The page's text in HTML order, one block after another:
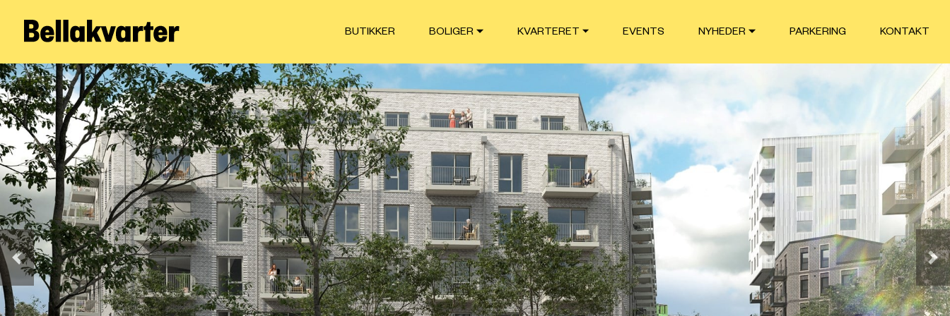
BUTIKKER BOLIGER KVARTERET EVENTS NYHEDER PARKERING KONTAKT
Forrige